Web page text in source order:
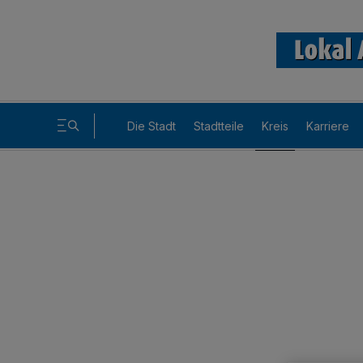
Die Stadt Stadtteile Kreis Karriere